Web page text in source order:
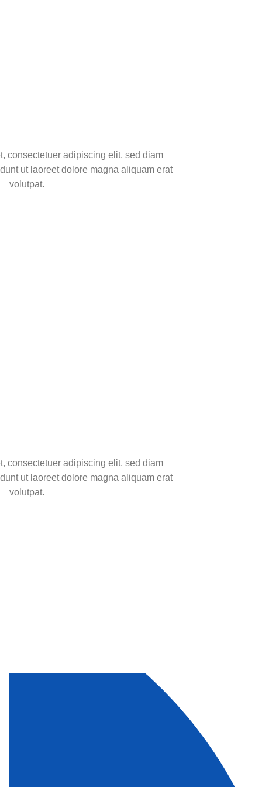
consectetuer adipiscing elit, sed diam
ut laoreet dolore magna aliquam erat
volutpat.
consectetuer adipiscing elit, sed diam
ut laoreet dolore magna aliquam erat
volutpat.